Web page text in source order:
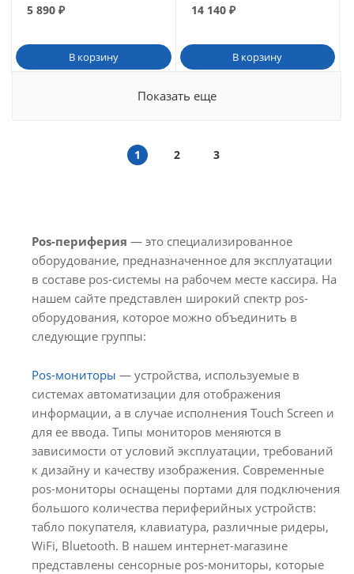
5 890 ₽
В корзину
14 140₽
В корзину
Показать еще
1 2 3
Pos-периферия — это специализированное
оборудование, предназначенное для эксплуатации
в составе pos-системы на рабочем месте кассира. На
нашем сайте представлен широкий спектр pos-
оборудования, которое можно объединить в
следующие группы:
Pos-мониторы — устройства, используемые в
системах автоматизации для отображения
информации, а в случае исполнения Touch Screen и
для ее ввода. Типы мониторов меняются в
зависимости от условий эксплуатации, требований
к дизайну и качеству изображения. Современные
pos-мониторы оснащены портами для подключения
большого количества периферийных устройств:
табло покупателя, клавиатура, различные ридеры,
WiFi, Bluetooth. В нашем интернет-магазине
представлены сенсорные pos-мониторы, которые